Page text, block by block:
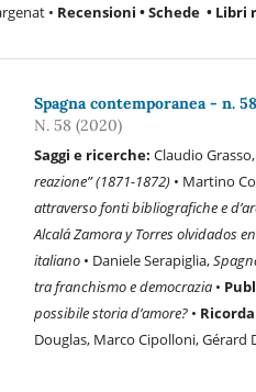
• Recensioni • Schede •
Spagna contemporanea - n.
N. 58 (2020)
Saggi e ricerche:Claudio
reazione” (1871-1872) • Martino
attraverso fonti bibliografiche e
Alcalá Zamora y Torres olvidados
italiano • Daniele Serapiglia,
tra franchismo e democrazia •
possibile storia d’amore? •
Douglas, Marco Cipolloni, Gérard